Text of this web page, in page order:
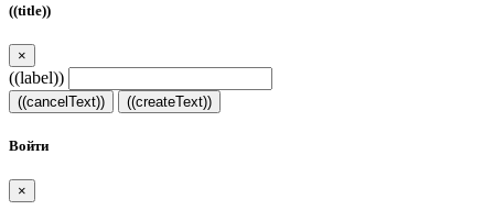
((title))
×
((label))
((cancelText)) ((createText))
Войти
×